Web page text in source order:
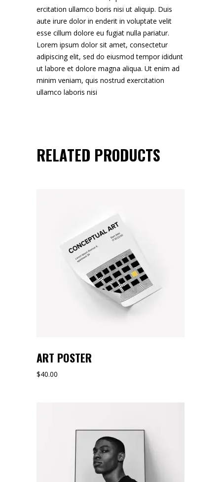
ercitation ullamco boris nisi ut aliquip. Duis
aute irure dolor in enderit in voluptate velit
esse cillum dolore eu fugiat nulla pariatur.
Lorem ipsum dolor sit amet, consectetur
adipiscing elit, sed do eiusmod tempor ididunt
ut labore et dolore magna aliqua. Ut enim ad
minim veniam, quis nostrud exercitation
ullamco laboris nisi
RELATED PRODUCTS
ART POSTER
$40.00